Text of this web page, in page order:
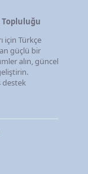
Topluluğu
için Türkçe
güçlü bir
alın, güncel
destek